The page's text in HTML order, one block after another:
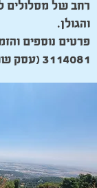
רחב של מסלולים
פרטים נוספים
3114081 (עסק